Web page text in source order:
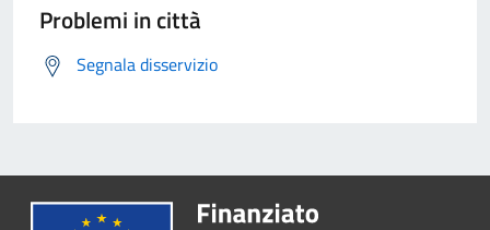
Problemi in città
Segnala disservizio